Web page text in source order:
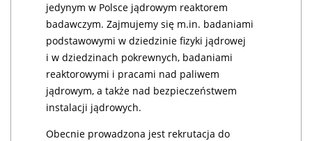
jedynym w Polsce jądrowym reaktorem
badawczym. Zajmujemy się m.in. badaniami
podstawowymi w dziedzinie fizyki jądrowej
i w dziedzinach pokrewnych, badaniami
reaktorowymi i pracami nad paliwem
jądrowym, a także nad bezpieczeństwem
instalacji jądrowych.
Obecnie prowadzona jest rekrutacja do